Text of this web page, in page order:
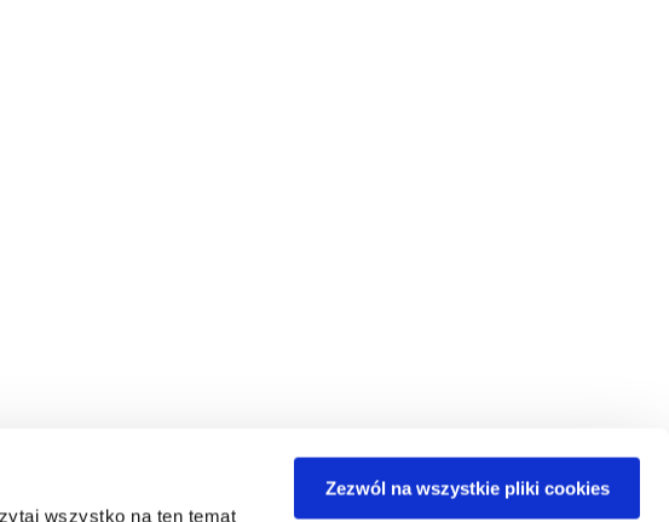
wszystko na ten temat
Zezwól na wszystkie pliki cookies